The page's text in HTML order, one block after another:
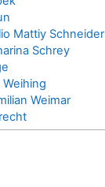
Mattiy Schneider
Schrey
Weihing
Weimar